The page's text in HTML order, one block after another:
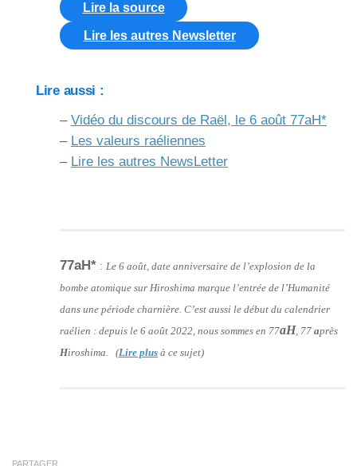
Lire la source
Lire les autres Newsletter
Lire aussi :
– Vidéo du discours de Raël, le 6 août 77aH*
– Les valeurs raéliennes
– Lire les autres NewsLetter
77aH* : Le 6 août, date anniversaire de l’explosion de la
bombe atomique sur Hiroshima marque l’entrée de l’Humanité
dans une période charnière. C’est aussi le début du calendrier
raélien : depuis le 6 août 2022, nous sommes en 77aH, 77 après
Hiroshima. (Lire plus à ce sujet)
PARTAGER